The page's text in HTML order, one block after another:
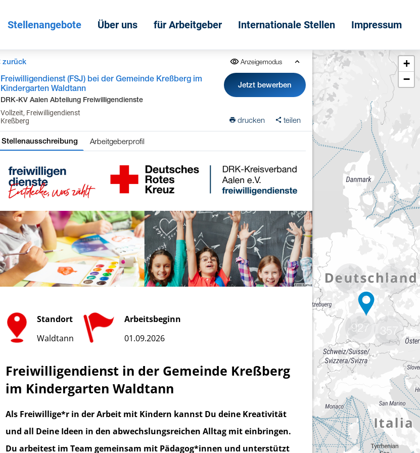
Stellenangebote Über uns für Arbeitgeber Internationale Stellen Impressum
zurück Anzeigemodus
Freiwilligendienst (FSJ) bei der Gemeinde Kreßberg im
Kindergarten Waldtann
DRK-KV Aalen Abteilung Freiwilligendienste
Vollzeit, Freiwilligendienst
Kreßberg
Jetzt bewerben
drucken teilen
Stellenausschreibung Arbeitgeberprofil
1771
927
674
357
+
−